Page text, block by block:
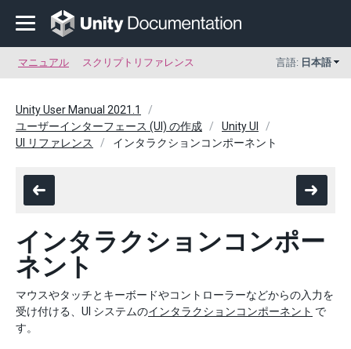
マニュアル スクリプトリファレンス 言語: 日本語
Unity User Manual 2021.1
ユーザーインターフェース (UI) の作成
Unity UI
UI リファレンス
インタラクションコンポーネント
インタラクションコンポー
ネント
マウスやタッチとキーボードやコントローラーなどからの入力を
受け付ける、UI システムのインタラクションコンポーネント で
す。